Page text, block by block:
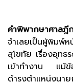
คำพิพากษาศาลฎี
จำเลยเป็นผู้พิมพ์ห
สุโขทัย เรื่องอุทธ
เข้าทำงาน แม้ข้อ
ดำรงตำแหน่งนาย